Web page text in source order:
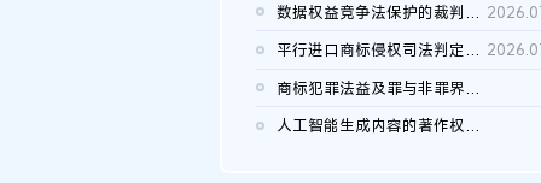
数据权益竞争法保护的裁判路径构建
平行进口商标侵权司法判定规则的困境与纾解
商标犯罪法益及罪与非罪界限研究
人工智能生成内容的著作权司法认定：演进逻辑、现实困境与规则建...